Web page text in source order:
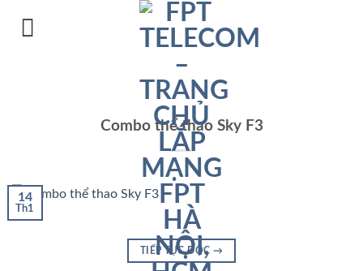
Combo thể thao Sky F3
14
Th1
TIẾP TỤC ĐỌC →